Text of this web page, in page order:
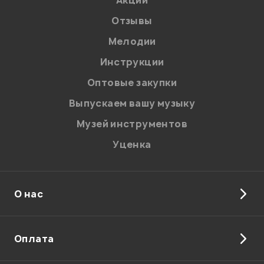
Отзывы
Мелодии
Инструкции
Оптовые закупки
Выпускаем вашу музыку
Музей инструментов
Уценка
О нас
Оплата